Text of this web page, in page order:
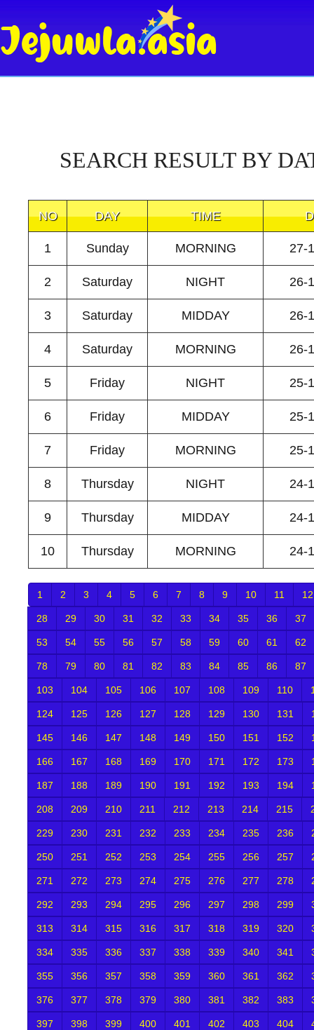
SEARCH RESULT BY
NO DAY TIME
1 Sunday MORNING 27-
2 Saturday NIGHT 26-
3 Saturday MIDDAY 26-
4 Saturday MORNING 26-
5 Friday NIGHT 25-
6 Friday MIDDAY 25-
7 Friday MORNING 25-
8 Thursday NIGHT 24-
9 Thursday MIDDAY 24-
10 Thursday MORNING 24-
1 2 3 4 5 6 7 8 9 10 11 12
28 29 30 31 32 33 34 35 36 37
53 54 55 56 57 58 59 60 61 62
78 79 80 81 82 83 84 85 86 87
103 104 105 106 107 108 109 110
124 125 126 127 128 129 130 131
145 146 147 148 149 150 151 152
166 167 168 169 170 171 172 173
187 188 189 190 191 192 193 194
208 209 210 211 212 213 214 215
229 230 231 232 233 234 235 236
250 251 252 253 254 255 256 257
271 272 273 274 275 276 277 278
292 293 294 295 296 297 298 299
313 314 315 316 317 318 319 320
334 335 336 337 338 339 340 341
355 356 357 358 359 360 361 362
376 377 378 379 380 381 382 383
397 398 399 400 401 402 403 404